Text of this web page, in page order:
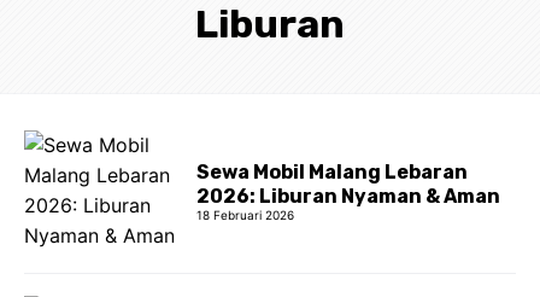
Liburan
Sewa Mobil Malang Lebaran
2026: Liburan Nyaman & Aman
18 Februari 2026